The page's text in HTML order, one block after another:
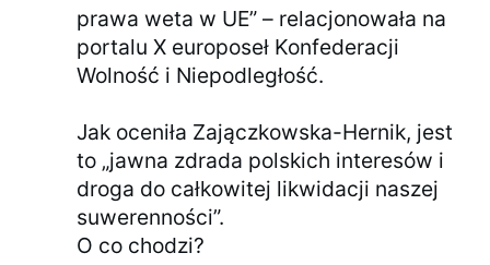
prawa weta w UE” – relacjonowała na
portalu X europoseł Konfederacji
Wolność i Niepodległość.
Jak oceniła Zajączkowska-Hernik, jest
to „jawna zdrada polskich interesów i
droga do całkowitej likwidacji naszej
suwerenności”.
O co chodzi?